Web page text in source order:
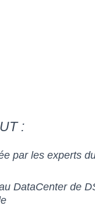
:
par les experts
DataCenter de